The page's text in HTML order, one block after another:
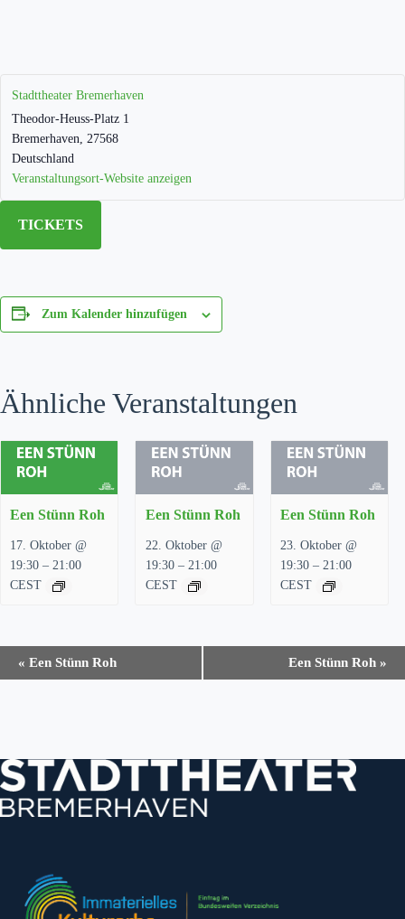
Stadttheater Bremerhaven
Theodor-Heuss-Platz 1
Bremerhaven, 27568
Deutschland
Veranstaltungsort-Website anzeigen
TICKETS
Zum Kalender hinzufügen
Ähnliche Veranstaltungen
Een Stünn Roh
17. Oktober @
19:30 – 21:00
CEST
Een Stünn Roh
22. Oktober @
19:30– 21:00
CEST
Een Stünn Roh
23. Oktober @
19:30– 21:00
CEST
a
l
t
u
« Een Stünn Roh Een Stünn Roh »